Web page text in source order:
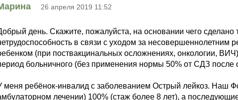
26 апреля 2019 11:52
день. Скажите, пожалуйста, на основании чего сделано
в связи с уходом за
(при поствакцинальных осложнениях, онкологии,
больничного (без применения нормы 50% от СДЗ после
меня ребёнок-инвалид с заболеванием Острый лейкоз. Наш
лечении) 100% (стаж более 8 лет), а